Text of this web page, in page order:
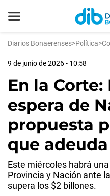
Diarios Bonaerenses>Política>
9 de junio de 2026 - 10:58
En la
espera de
propuesta
que
Este miércoles habrá
Provincia y Nación ante
supera los $2 billones.